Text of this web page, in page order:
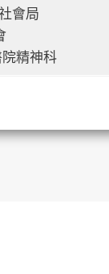
會局
精神科